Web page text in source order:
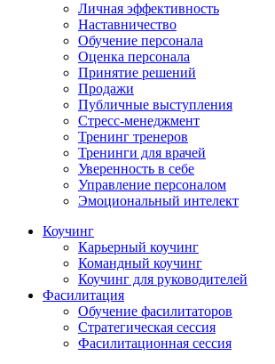
Личная эффективность
Наставничество
Обучение персонала
Оценка персонала
Принятие решений
Продажи
Публичные выступления
Стресс-менеджмент
Тренинг тренеров
Тренинги для врачей
Уверенность в себе
Управление персоналом
Эмоциональный интелект
Коучинг
Карьерный коучинг
Командный коучинг
Коучинг для руководителей
Фасилитация
Обучение фасилитаторов
Стратегическая сессия
Фасилитационная сессия